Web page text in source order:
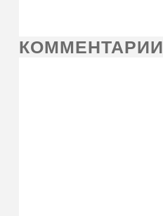
КОММЕНТАРИИ